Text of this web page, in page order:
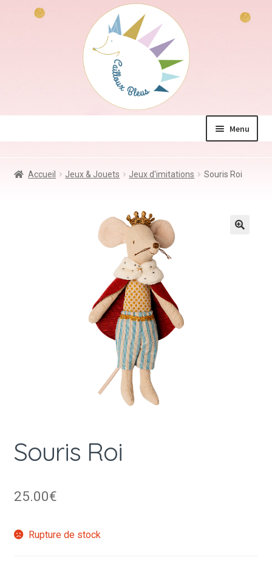
Menu
Jeux & Jouets
Accueil Jeux & Jouets Jeux d'imitations Souris Roi
Souris Roi
25.00€
Rupture de stock